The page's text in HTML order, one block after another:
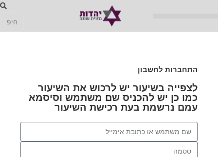
התחברות לחשבון
לצפייה בשיעור יש לרכוש את השיעור
כמו כן יש להכניס שם משתמש וסיסמא
עמם נרשמת בעת רכישת השיעור